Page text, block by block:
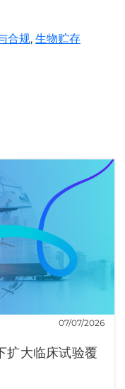
合规, 生物贮存
07/07/2026
扩大临床试验覆